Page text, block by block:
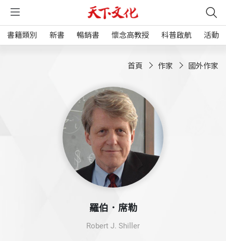
書籍類別 新書 暢銷書 懷念高教授 科普啟航 活動
首頁 作家 國外作家
羅伯．席勒
Robert J. Shiller